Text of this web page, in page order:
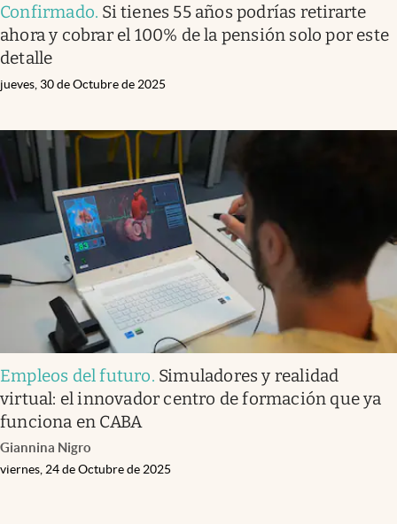
Confirmado. Si tienes 55 años podrías retirarte
ahora y cobrar el 100% de la pensión solo por este
detalle
jueves, 30 de Octubre de 2025
Empleos del futuro. Simuladores y realidad
virtual: el innovador centro de formación que ya
funciona en CABA
Giannina Nigro
viernes, 24 de Octubre de 2025